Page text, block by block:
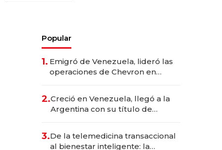
Popular
1. Emigró de Venezuela, lideró las
operaciones de Chevron en
2.Creció en Venezuela, llegó a la
Argentina con su título de
las marcas "fast premium"
3.De la telemedicina transaccional
al bienestar inteligente: la